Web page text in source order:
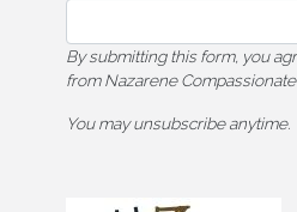
By submitting this form, you
from Nazarene
You may unsubscribe anytime.